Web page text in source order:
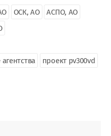
ОСК, АО
АСПО, АО
проект pv300vd